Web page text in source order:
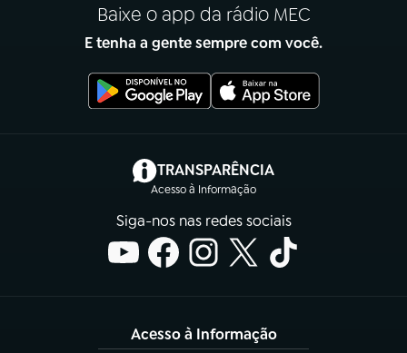
Baixe o app da rádio MEC
E tenha a gente sempre com você.
TRANSPARÊNCIA
Acesso à Informação
(abre em nova aba)
Siga-nos nas redes sociais
Acesso à Informação